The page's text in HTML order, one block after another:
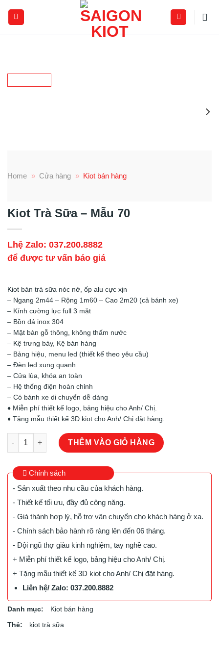
Home » Cửa hàng » Kiot bán hàng
Kiot Trà Sữa – Mẫu 70
Lhệ Zalo: 037.200.8882
để được tư vấn báo giá
Kiot bán trà sữa nóc nở, ốp alu cực xịn
– Ngang 2m44 – Rộng 1m60 – Cao 2m20 (cả bánh xe)
– Kính cường lực full 3 mặt
– Bồn đá inox 304
– Mặt bàn gỗ thông, không thấm nước
– Kệ trưng bày, Kệ bán hàng
– Bảng hiệu, menu led (thiết kế theo yêu cầu)
– Đèn led xung quanh
– Cửa lùa, khóa an toàn
– Hệ thống điện hoàn chỉnh
– Có bánh xe di chuyển dễ dàng
♦️ Miễn phí thiết kế logo, bảng hiệu cho Anh/ Chị.
♦️ Tặng mẫu thiết kế 3D kiot cho Anh/ Chị đặt hàng.
Kiot Trà Sữa – Mẫu 70 số lượng
THÊM VÀO GIỎ HÀNG
Chính sách
- Sản xuất theo nhu cầu của khách hàng.
- Thiết kế tối ưu, đầy đủ công năng.
- Giá thành hợp lý, hỗ trợ vận chuyển cho khách hàng ở xa.
- Chính sách bảo hành rõ ràng lên đến 06 tháng.
- Đội ngũ thợ giàu kinh nghiệm, tay nghề cao.
+ Miễn phí thiết kế logo, bảng hiệu cho Anh/ Chị.
+ Tặng mẫu thiết kế 3D kiot cho Anh/ Chị đặt hàng.
Liên hệ/ Zalo: 037.200.8882
Danh mục:
Kiot bán hàng
Thẻ:
kiot trà sữa